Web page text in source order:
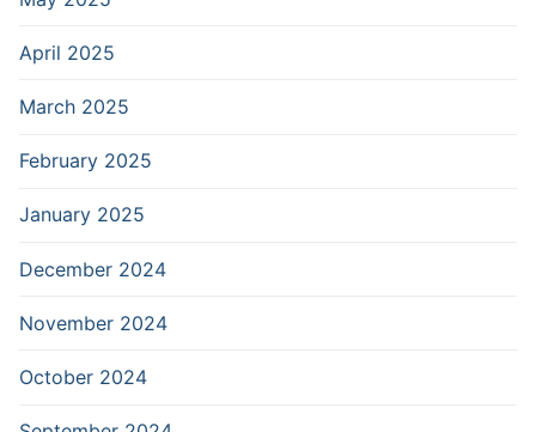
April 2025
March 2025
February 2025
January 2025
December 2024
November 2024
October 2024